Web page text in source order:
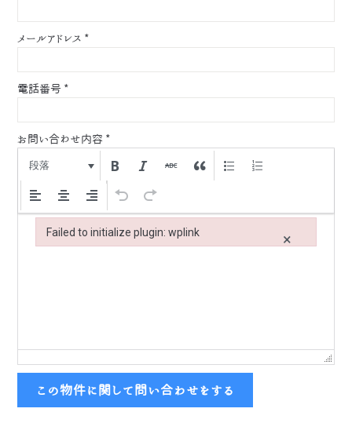
メールアドレス *
電話番号 *
お問い合わせ内容 *
段落
この物件に関して問い合わせをする
Failed to initialize plugin: wplink ×
Failed to initialize plugin: wplink